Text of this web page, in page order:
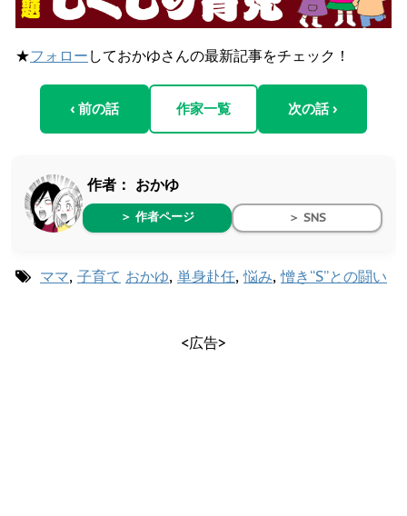
★フォロー しておかゆさんの最新記事をチェック！
‹ 前の話 作家一覧 次の話 ›
作者： おかゆ
＞ 作者ページ ＞ SNS
ママ, 子育て おかゆ, 単身赴任,悩み,憎き“S”との闘い
<広告>